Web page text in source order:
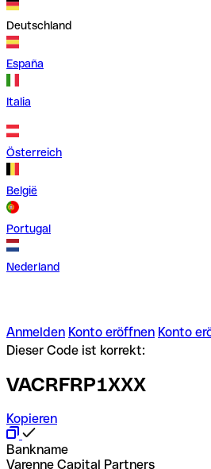
Deutschland
España
Italia
Österreich
België
Portugal
Nederland
Anmelden Konto eröffnen Konto
Dieser Code ist korrekt:
VACRFRP1XXX
Kopieren
Bankname
Varenne Capital Partners